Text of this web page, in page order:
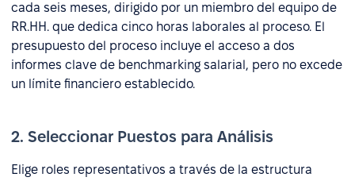
cada seis meses, dirigido por un miembro del equipo de
RR.HH. que dedica cinco horas laborales al proceso. El
presupuesto del proceso incluye el acceso a dos
informes clave de benchmarking salarial, pero no excede
un límite financiero establecido.
2. Seleccionar Puestos para Análisis
Elige roles representativos a través de la estructura